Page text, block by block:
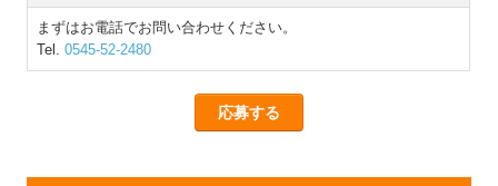
まずはお電話でお問い合わせください。
Tel.0545-52-2480
応募する